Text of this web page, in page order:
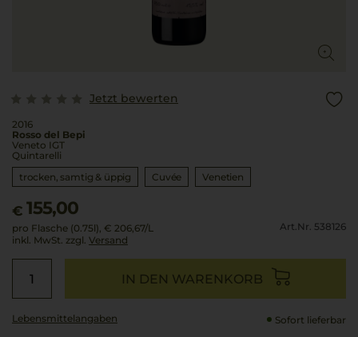
Jetzt bewerten
2016
Rosso del Bepi
Veneto IGT
Quintarelli
trocken, samtig & üppig
Cuvée Venetien
€ 155,00
pro Flasche (0.75l), € 206,67/L
inkl. MwSt. zzgl. Versand
Art.Nr. 538126
IN DEN WARENKORB
Lebensmittel­angaben Sofort lieferbar